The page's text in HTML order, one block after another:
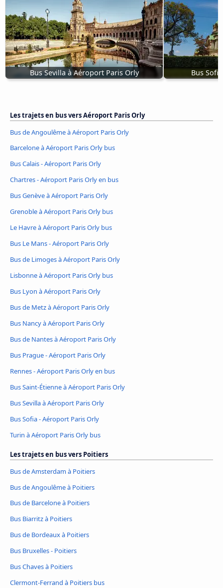
Bus Sevilla à Aéroport Paris Orly Bus
Les trajets en bus vers Aéroport Paris Orly
Bus de Angoulême à Aéroport Paris Orly
Barcelone à Aéroport Paris Orly bus
Bus Calais - Aéroport Paris Orly
Chartres - Aéroport Paris Orly en bus
Bus Genève à Aéroport Paris Orly
Grenoble à Aéroport Paris Orly bus
Le Havre à Aéroport Paris Orly bus
Bus Le Mans - Aéroport Paris Orly
Bus de Limoges à Aéroport Paris Orly
Lisbonne à Aéroport Paris Orly bus
Bus Lyon à Aéroport Paris Orly
Bus de Metz à Aéroport Paris Orly
Bus Nancy à Aéroport Paris Orly
Bus de Nantes à Aéroport Paris Orly
Bus Prague - Aéroport Paris Orly
Rennes - Aéroport Paris Orly en bus
Bus Saint-Étienne à Aéroport Paris Orly
Bus Sevilla à Aéroport Paris Orly
Bus Sofia - Aéroport Paris Orly
Turin à Aéroport Paris Orly bus
Les trajets en bus vers Poitiers
Bus de Amsterdam à Poitiers
Bus de Angoulême à Poitiers
Bus de Barcelone à Poitiers
Bus Biarritz à Poitiers
Bus de Bordeaux à Poitiers
Bus Bruxelles - Poitiers
Bus Chaves à Poitiers
Clermont-Ferrand à Poitiers bus